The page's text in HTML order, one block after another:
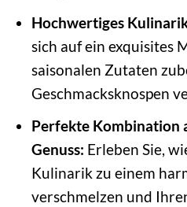
Hochwertiges
sich auf ein exquisites
saisonalen Zutaten
Geschmacksknospen
Perfekte Kombination
Genuss: Erleben Sie,
Kulinarik zu einem
verschmelzen und